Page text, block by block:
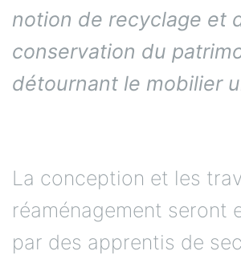
notion de recyclage et
conservation du
détournant le mobilier
La conception et les
réaménagement seront
par des apprentis de